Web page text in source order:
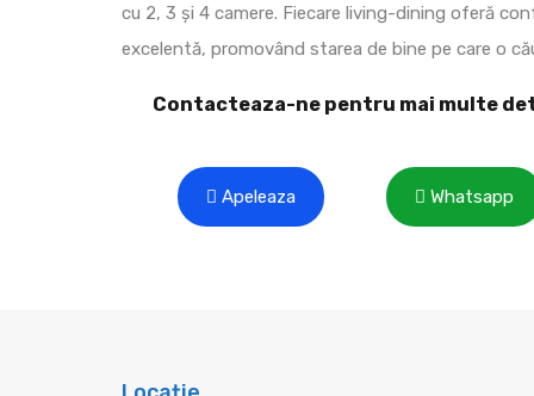
cu 2, 3 și 4 camere. Fiecare living-dining oferă
excelentă, promovând starea de bine pe care o
Contacteaza-ne pentru mai multe
Apeleaza Whatsapp